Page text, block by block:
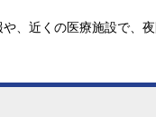
、近くの医療施設で、